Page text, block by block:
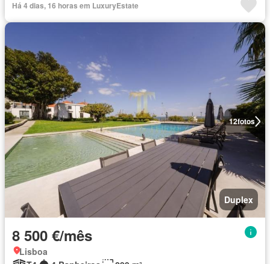
Há 4 dias, 16 horas em LuxuryEstate
12fotos
Duplex
8 500 €/mês
Lisboa